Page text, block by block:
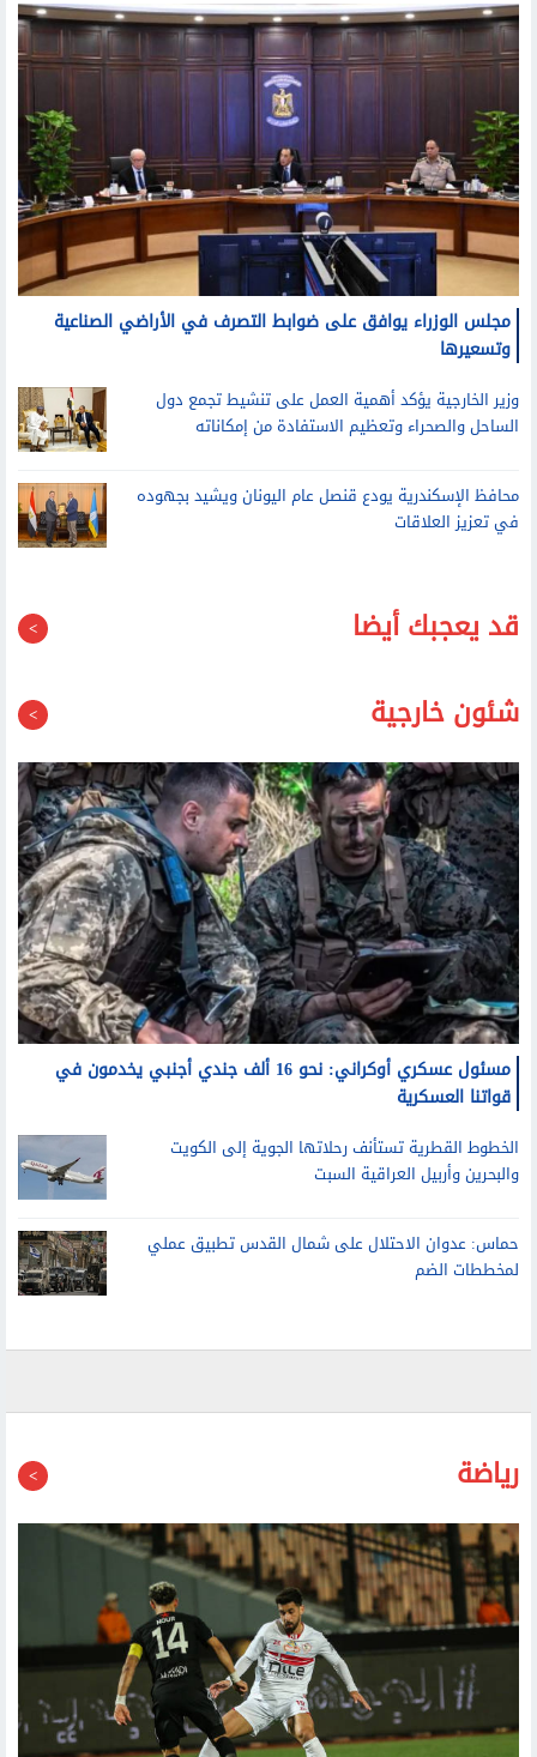
مجلس الوزراء يوافق على ضوابط التصرف في الأراضي الصناعية
وتسعيرها
وزير الخارجية يؤكد أهمية العمل على تنشيط تجمع دول
الساحل والصحراء وتعظيم الاستفادة من إمكاناته
محافظ الإسكندرية يودع قنصل عام اليونان ويشيد بجهوده
في تعزيز العلاقات
قد يعجبك أيضا
شئون خارجية
مسئول عسكري أوكراني: نحو 16 ألف جندي أجنبي يخدمون في
قواتنا العسكرية
الخطوط القطرية تستأنف رحلاتها الجوية إلى الكويت
والبحرين وأربيل العراقية السبت
حماس: عدوان الاحتلال على شمال القدس تطبيق عملي
لمخططات الضم
رياضة